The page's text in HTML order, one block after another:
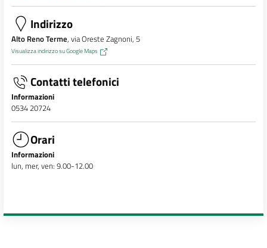
Indirizzo
Alto Reno Terme, via Oreste Zagnoni, 5
Visualizza indirizzo su Google Maps
Contatti telefonici
Informazioni
0534 20724
Orari
Informazioni
lun, mer, ven: 9.00-12.00